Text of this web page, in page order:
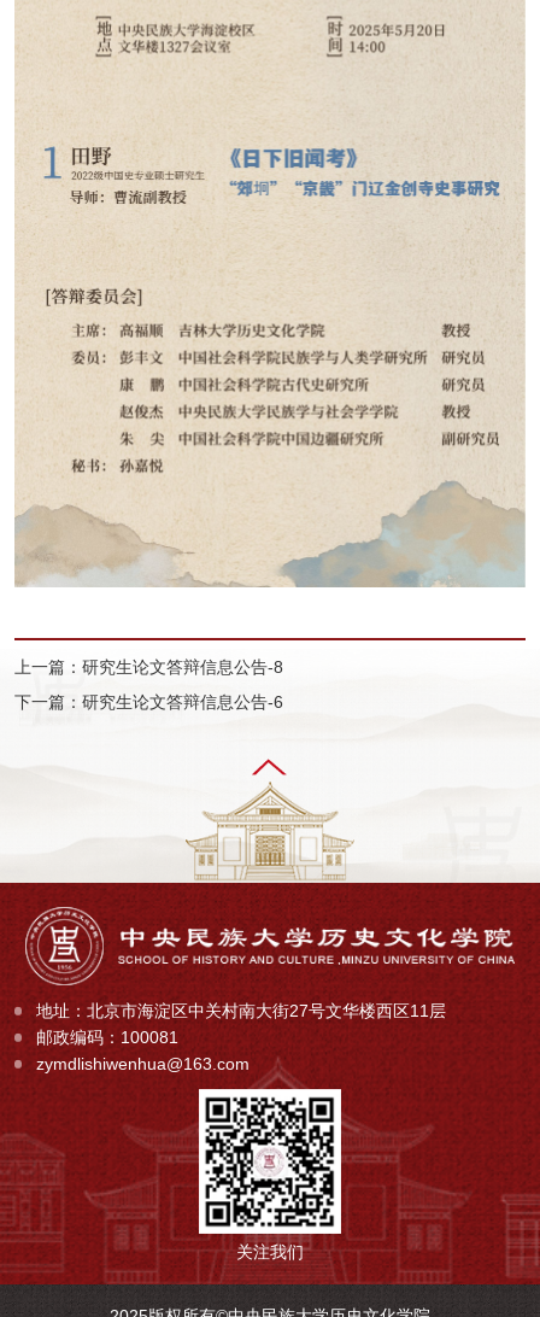
上一篇：研究生论文答辩信息公告-8
下一篇：研究生论文答辩信息公告-6
关注我们
地址：北京市海淀区中关村南大街27号文华楼西区11层
邮政编码：100081
zymdlishiwenhua@163.com